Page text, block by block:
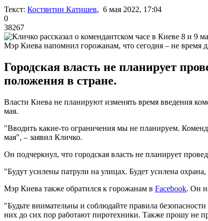
Текст: Костянтин Катишев, 6 мая 2022, 17:04
0
38267
Мэр Киева напомнил горожанам, что сегодня – не время
Городская власть не планирует
положения в стране.
Власти Киева не планируют изменять время введения
мая.
"Вводить какие-то ограничения мы не планируем.
мая", – заявил Кличко.
Он подчеркнул, что городская власть не планирует
"Будут усилены патрули на улицах. Будет усилена
Мэр Киева также обратился к горожанам в Facebook. Он
"Будьте внимательны и соблюдайте правила
них до сих пор работают пиротехники. Также прошу не